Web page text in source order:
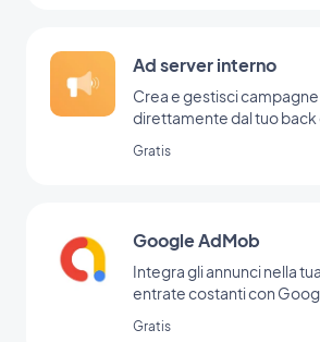
Ad server interno
Crea e gestisci
direttamente dal tuo
Gratis
Google AdMob
Integra gli annunci nella
entrate costanti con
Gratis